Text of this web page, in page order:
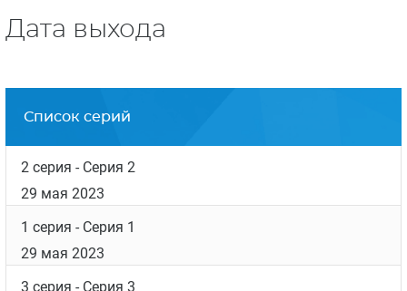
Дата выхода
Список серий
2 серия - Серия 2
29 мая 2023
1 серия - Серия 1
29 мая 2023
3 серия - Серия 3